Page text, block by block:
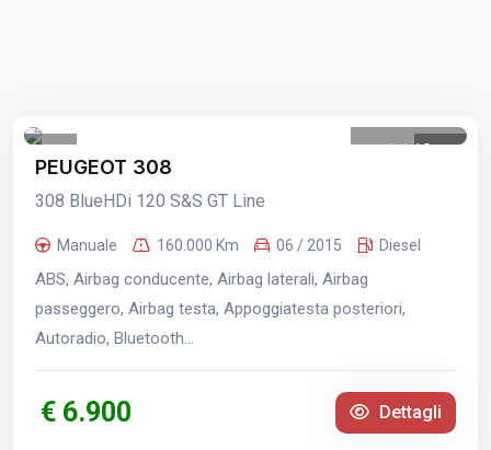
1 /10
PEUGEOT 308
308 BlueHDi 120 S&S GT Line
Manuale 160.000 Km 06 / 2015 Diesel
ABS, Airbag conducente, Airbag laterali, Airbag
passeggero, Airbag testa, Appoggiatesta posteriori,
Autoradio, Bluetooth...
€ 6.900 Dettagli